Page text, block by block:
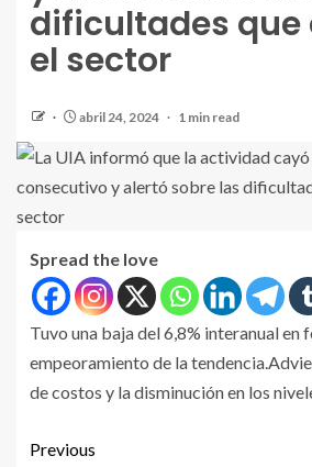
dificultades que
el sector
abril 24, 2024 1 min read
Spread the love
Tuvo una baja del 6,8% interanual en
empeoramiento de la
de costos y la disminución en los
Previous